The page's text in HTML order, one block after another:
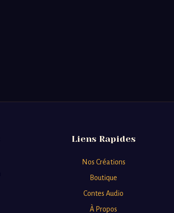
Liens Rapides
Nos Créations
Boutique
Contes Audio
À Propos